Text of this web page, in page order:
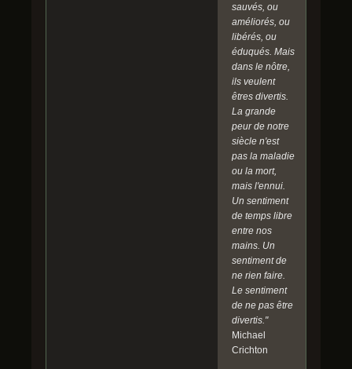
sauvés, ou
améliorés, ou
libérés, ou
éduqués. Mais
dans le nôtre,
ils veulent
êtres divertis.
La grande
peur de notre
siècle n'est
pas la maladie
ou la mort,
mais l'ennui.
Un sentiment
de temps libre
entre nos
mains. Un
sentiment de
ne rien faire.
Le sentiment
de ne pas être
divertis."
Michael
Crichton